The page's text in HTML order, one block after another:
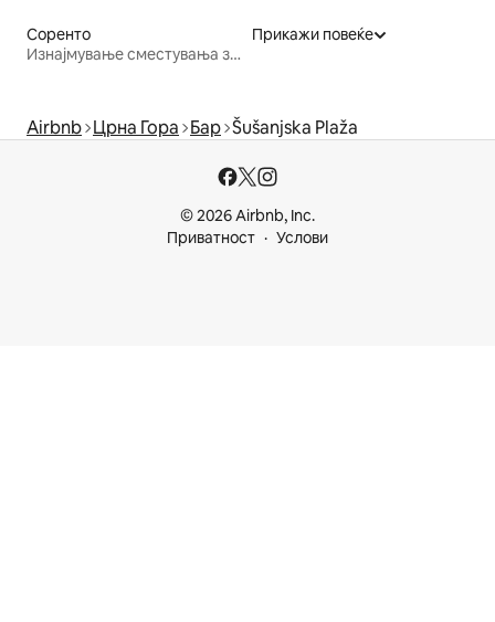
Соренто
Изнајмување сместувања за одмор
Прикажи повеќе
Airbnb Црна Гора Бар Šušanjska Plaža
© 2026 Airbnb, Inc.
Приватност
Услови